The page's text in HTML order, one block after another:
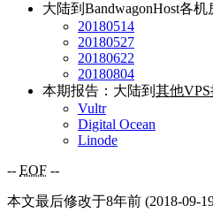
大陆到BandwagonHost各机
20180514
20180527
20180622
20180804
本期报告：大陆到 其他
Vultr
Digital Ocean
Linode
-- EOF --
本文最后修改于8年前 (2018-09-